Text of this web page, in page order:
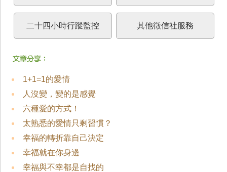
二十四小時行蹤監控 其他徵信社服務
1+1=1的愛情
人沒變，變的是感覺
六種愛的方式！
太熟悉的愛情只剩習慣？
幸福的轉折靠自己決定
幸福就在你身邊
幸福與不幸都是自找的